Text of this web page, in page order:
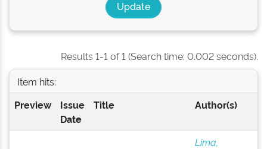
Results 1-1 of 1 (Search time: 0.002 seconds).
Item hits:
Preview
Issue
Date
Title Author(s)
Lima,